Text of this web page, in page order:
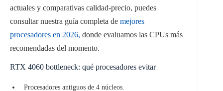
actuales y comparativas calidad-precio, puedes
consultar nuestra guía completa de mejores
procesadores en 2026, donde evaluamos las CPUs más
recomendadas del momento.
RTX 4060 bottleneck: qué procesadores evitar
Procesadores antiguos de 4 núcleos.